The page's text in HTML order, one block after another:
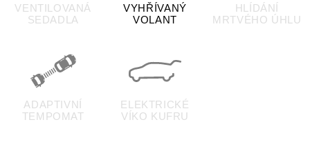
VENTILOVANÁ
SEDADLA
VYHŘÍVANÝ
VOLANT
HLÍDÁNÍ
MRTVÉHO ÚHLU
ADAPTIVNÍ
TEMPOMAT
ELEKTRICKÉ
VÍKO KUFRU